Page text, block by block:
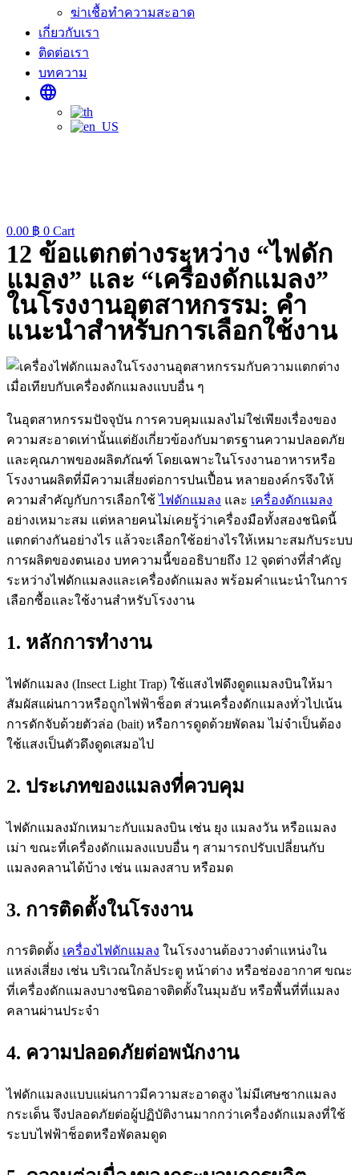
ฆ่าเชื้อทำความสะอาด
เกี่ยวกับเรา
ติดต่อเรา
บทความ
language
0.00 ฿ 0 Cart
12 ข้อแตกต่างระหว่าง “ไฟดัก
แมลง” และ “เครื่องดักแมลง”
ในโรงงานอุตสาหกรรม: คำ
แนะนำสำหรับการเลือกใช้งาน
ในอุตสาหกรรมปัจจุบัน การควบคุมแมลงไม่ใช่เพียงเรื่องของ
ความสะอาดเท่านั้นแต่ยังเกี่ยวข้องกับมาตรฐานความปลอดภัย
และคุณภาพของผลิตภัณฑ์ โดยเฉพาะในโรงงานอาหารหรือ
โรงงานผลิตที่มีความเสี่ยงต่อการปนเปื้อน หลายองค์กรจึงให้
ความสำคัญกับการเลือกใช้ไฟดักแมลง และ เครื่องดักแมลง
อย่างเหมาะสม แต่หลายคนไม่เคยรู้ว่าเครื่องมือทั้งสองชนิดนี้
แตกต่างกันอย่างไร แล้วจะเลือกใช้อย่างไรให้เหมาะสมกับระบบ
การผลิตของตนเอง บทความนี้ขออธิบายถึง 12 จุดต่างที่สำคัญ
ระหว่างไฟดักแมลงและเครื่องดักแมลง พร้อมคำแนะนำในการ
เลือกซื้อและใช้งานสำหรับโรงงาน
1. หลักการทำงาน
ไฟดักแมลง (Insect Light Trap) ใช้แสงไฟดึงดูดแมลงบินให้มา
สัมผัสแผ่นกาวหรือถูกไฟฟ้าช็อต ส่วนเครื่องดักแมลงทั่วไปเน้น
การดักจับด้วยตัวล่อ (bait) หรือการดูดด้วยพัดลม ไม่จำเป็นต้อง
ใช้แสงเป็นตัวดึงดูดเสมอไป
2. ประเภทของแมลงที่ควบคุม
ไฟดักแมลงมักเหมาะกับแมลงบิน เช่น ยุง แมลงวัน หรือแมลง
เม่า ขณะที่เครื่องดักแมลงแบบอื่น ๆ สามารถปรับเปลี่ยนกับ
แมลงคลานได้บ้าง เช่น แมลงสาบ หรือมด
3. การติดตั้งในโรงงาน
การติดตั้ง เครื่องไฟดักแมลง ในโรงงานต้องวางตำแหน่งใน
แหล่งเสี่ยง เช่น บริเวณใกล้ประตู หน้าต่าง หรือช่องอากาศ ขณะ
ที่เครื่องดักแมลงบางชนิดอาจติดตั้งในมุมอับ หรือพื้นที่ที่แมลง
คลานผ่านประจำ
4. ความปลอดภัยต่อพนักงาน
ไฟดักแมลงแบบแผ่นกาวมีความสะอาดสูง ไม่มีเศษซากแมลง
กระเด็น จึงปลอดภัยต่อผู้ปฏิบัติงานมากกว่าเครื่องดักแมลงที่ใช้
ระบบไฟฟ้าช็อตหรือพัดลมดูด